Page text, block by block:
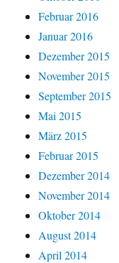
Februar 2016
Januar 2016
Dezember 2015
November 2015
September 2015
Mai 2015
März 2015
Februar 2015
Dezember 2014
November 2014
Oktober 2014
August 2014
April 2014